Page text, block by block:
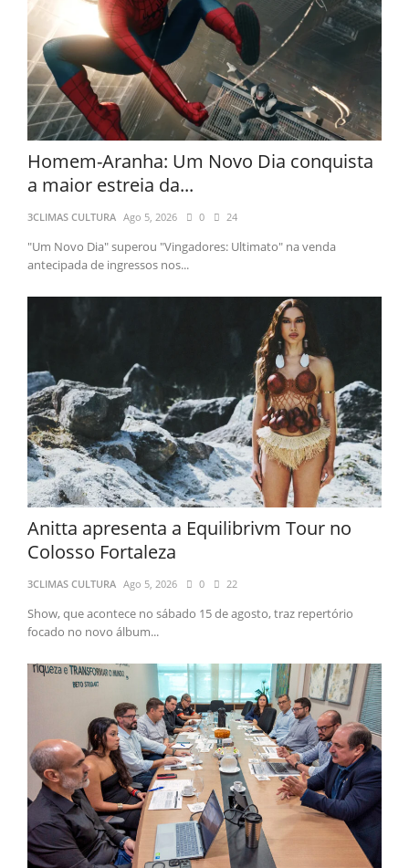
Homem-Aranha: Um Novo Dia conquista
a maior estreia da...
3CLIMAS CULTURA Ago 5, 2026 0 24
"Um Novo Dia" superou "Vingadores: Ultimato" na venda
antecipada de ingressos nos...
Anitta apresenta a Equilibrivm Tour no
Colosso Fortaleza
3CLIMAS CULTURA Ago 5, 2026 0 22
Show, que acontece no sábado 15 de agosto, traz repertório
focado no novo álbum...